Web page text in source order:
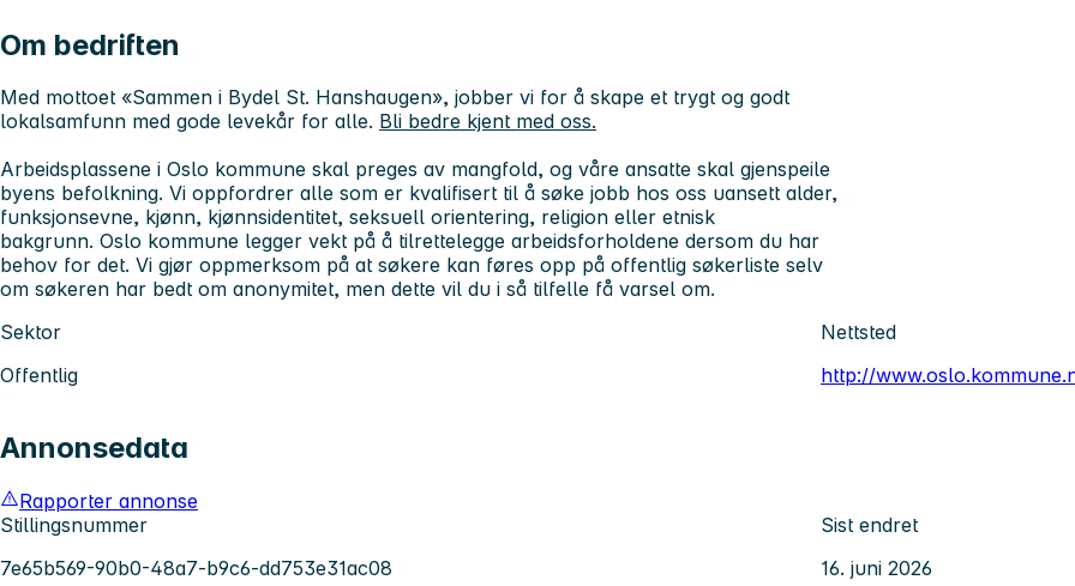
Om bedriften
Med mottoet «Sammen i Bydel St. Hanshaugen», jobber vi for å skape et trygt og godt
lokalsamfunn med gode levekår for alle. Bli bedre kjent med oss.
Arbeidsplassene i Oslo kommune skal preges av mangfold, og våre ansatte skal gjenspeile
byens befolkning. Vi oppfordrer alle som er kvalifisert til å søke jobb hos oss uansett alder,
funksjonsevne, kjønn, kjønnsidentitet, seksuell orientering, religion eller etnisk
bakgrunn. Oslo kommune legger vekt på å tilrettelegge arbeidsforholdene dersom du har
behov for det. Vi gjør oppmerksom på at søkere kan føres opp på offentlig søkerliste selv
om søkeren har bedt om anonymitet, men dette vil du i så tilfelle få varsel om.
Sektor
Offentlig
Nettsted
http://
Annonsedata
Rapporter annonse
Stillingsnummer
7e65b569-90b0-48a7-b9c6-dd753e31ac08
Sist endret
16. juni 2026